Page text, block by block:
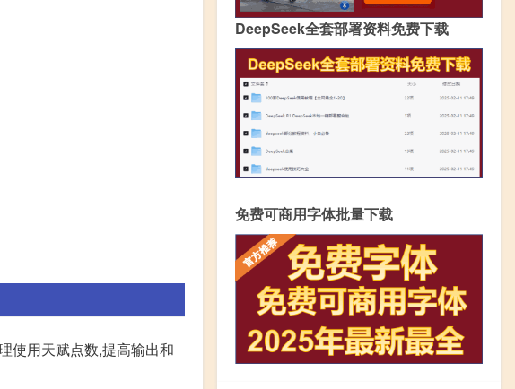
使用天赋点数,提高输出和
DeepSeek全套部署资料免费下载
免费可商用字体批量下载